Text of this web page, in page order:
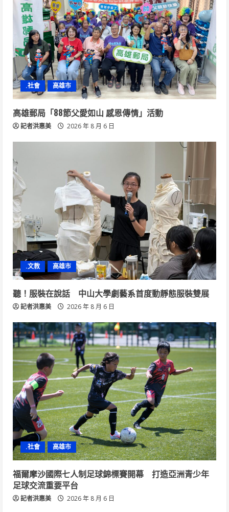
.社會 高雄市
高雄郵局「88節父愛如山 感恩傳情」活動
記者洪惠美 2026 年 8 月 6 日
.文教 高雄市
聽！服裝在說話 中山大學劇藝系首度動靜態服裝雙展
記者洪惠美 2026 年 8 月 6 日
.社會 高雄市
福爾摩沙國際七人制足球錦標賽開幕 打造亞洲青少年
足球交流重要平台
記者洪惠美 2026 年 8 月 6 日